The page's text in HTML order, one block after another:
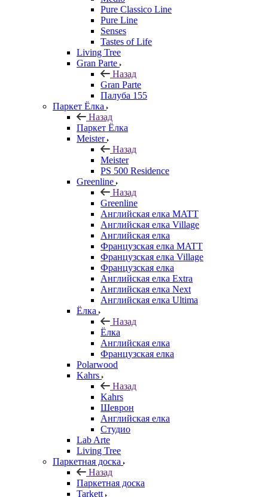
Pure Classico Line
Pure Line
Senses
Tastes of Life
Living Tree
Gran Parte
Назад
Gran Parte
Палуба 155
Паркет Ёлка
Назад
Паркет Ёлка
Meister
Назад
Meister
PS 500 Residence
Greenline
Назад
Greenline
Английская елка MATT
Английская елка Village
Английская елка
Французская елка MATT
Французская елка Village
Французская елка
Английская елка Extra
Английская елка Next
Английская елка Ultima
Ёлка
Назад
Ёлка
Английская елка
Французская елка
Polarwood
Kahrs
Назад
Kahrs
Шеврон
Английская елка
Студио
Lab Arte
Living Tree
Паркетная доска
Назад
Паркетная доска
Tarkett